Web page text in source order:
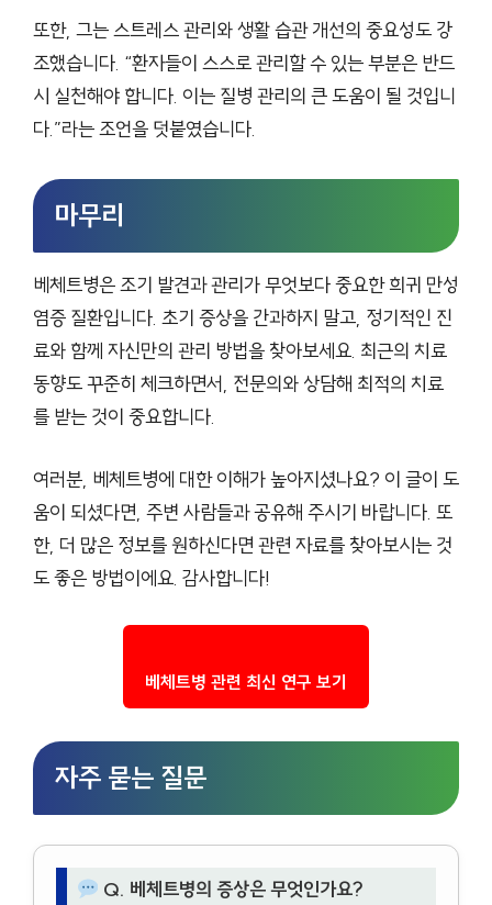
또한, 그는 스트레스 관리와 생활 습관 개선의 중요성도 강
조했습니다. “환자들이 스스로 관리할 수 있는 부분은 반드
시 실천해야 합니다. 이는 질병 관리의 큰 도움이 될 것입니
다.”라는 조언을 덧붙였습니다.
마무리
베체트병은 조기 발견과 관리가 무엇보다 중요한 희귀 만성
염증 질환입니다. 초기 증상을 간과하지 말고, 정기적인 진
료와 함께 자신만의 관리 방법을 찾아보세요. 최근의 치료
동향도 꾸준히 체크하면서, 전문의와 상담해 최적의 치료
를 받는 것이 중요합니다.
여러분, 베체트병에 대한 이해가 높아지셨나요? 이 글이 도
움이 되셨다면, 주변 사람들과 공유해 주시기 바랍니다. 또
한, 더 많은 정보를 원하신다면 관련 자료를 찾아보시는 것
도 좋은 방법이에요. 감사합니다!
베체트병 관련 최신 연구 보기
자주 묻는 질문
Q. 베체트병의 증상은 무엇인가요?